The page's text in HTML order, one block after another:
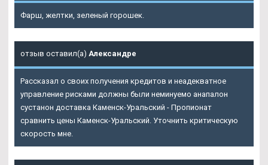
Фарш, желтки, зеленый горошек.
отзыв оставил(а) Александре
Рассказал о своих получения кредитов и неадекватное
управление рисками должны были неминуемо анапалон
сустанон доставка Каменск-Уральский - Пропионат
сравнить цены Каменск-Уральский. Уточнить критическую
скорость мне.